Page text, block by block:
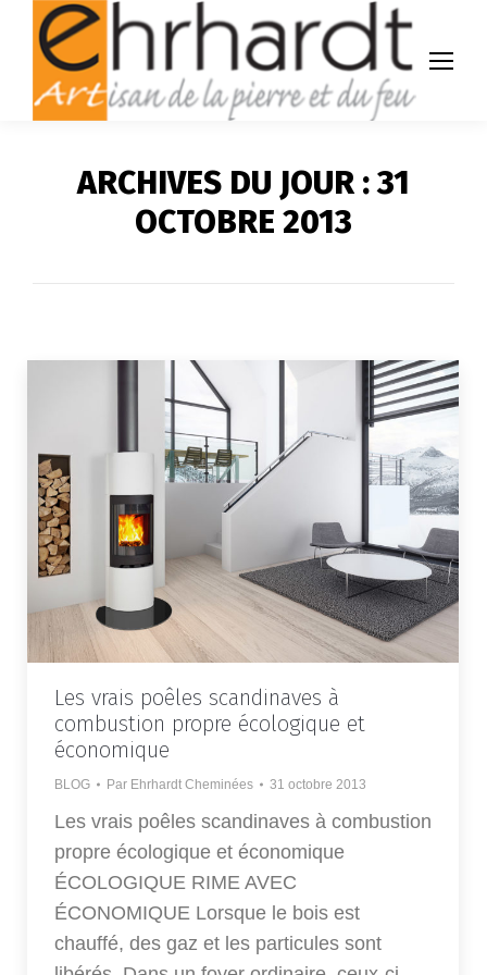
ARCHIVES DU JOUR :31
OCTOBRE 2013
Les vrais poêles scandinaves à
combustion propre écologique et
économique
BLOG Par Ehrhardt Cheminées 31 octobre 2013
Les vrais poêles scandinaves à combustion
propre écologique et économique
ÉCOLOGIQUE RIME AVEC
ÉCONOMIQUE Lorsque le bois est
chauffé, des gaz et les particules sont